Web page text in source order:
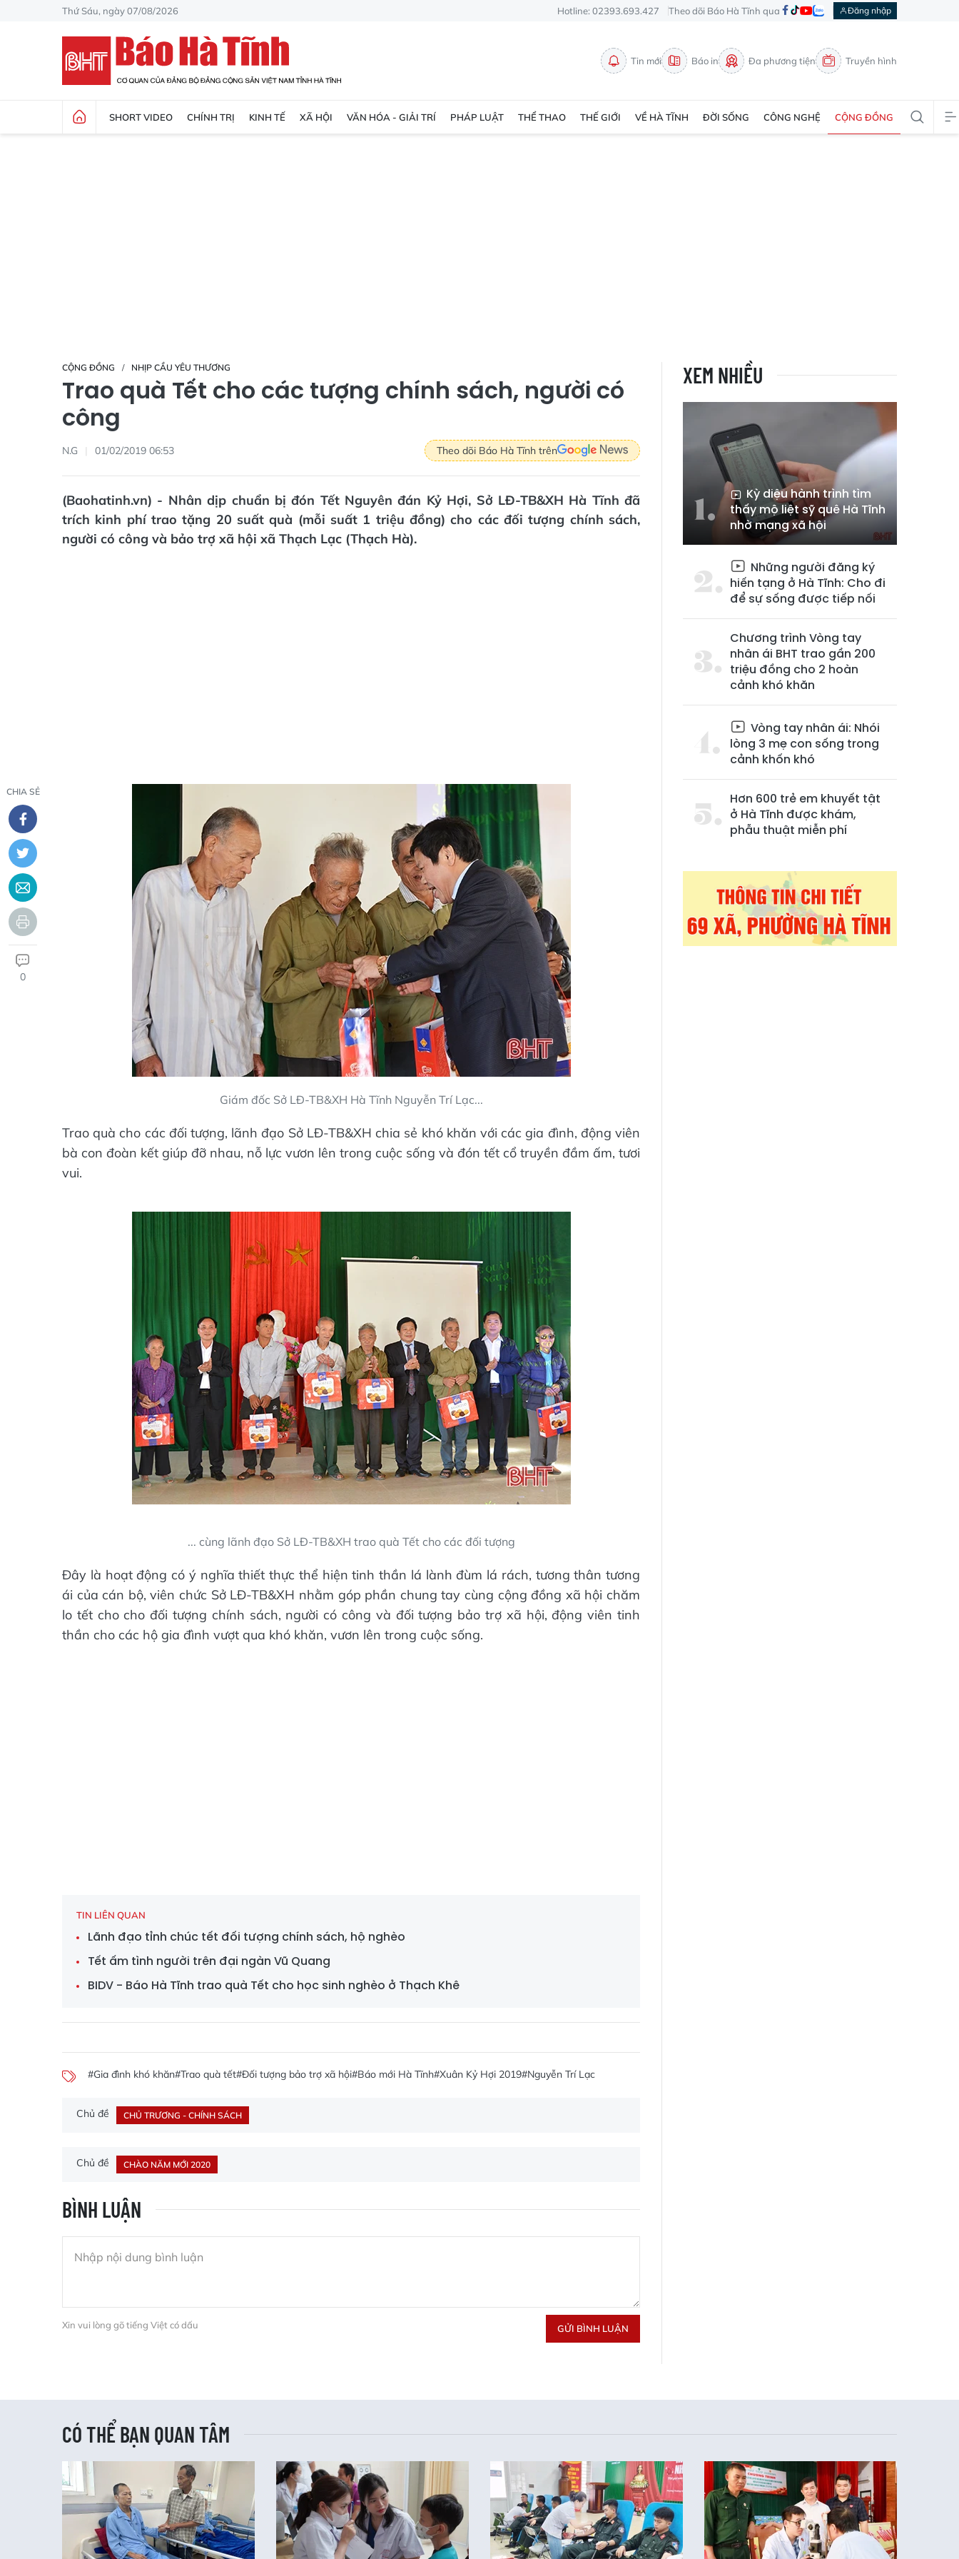
Thứ Sáu, ngày 07/08/2026 Hotline: 02393.693.427 Theo dõi Báo Hà Tĩnh qua Đăng nhập
Tin mới Báo in Đa phương tiện Truyền hình
SHORT VIDEO CHÍNH TRỊ KINH TẾ XÃ HỘI VĂN HÓA - GIẢI TRÍ PHÁP LUẬT THỂ THAO THẾ GIỚI VỀ HÀ TĨNH ĐỜI SỐNG CÔNG NGHỆ CỘNG ĐỒNG
CỘNG ĐỒNG NHỊP CẦU YÊU THƯƠNG
Trao quà Tết cho các tượng chính sách, người có
công
N.G 01/02/2019 06:53 Theo dõi Báo Hà Tĩnh trên
(Baohatinh.vn) - Nhân dịp chuẩn bị đón Tết Nguyên đán Kỷ Hợi, Sở LĐ-TB&XH Hà Tĩnh đã
trích kinh phí trao tặng 20 suất quà (mỗi suất 1 triệu đồng) cho các đối tượng chính sách,
người có công và bảo trợ xã hội xã Thạch Lạc (Thạch Hà).
CHIA SẺ
0
Giám đốc Sở LĐ-TB&XH Hà Tĩnh Nguyễn Trí Lạc...
Trao quà cho các đối tượng, lãnh đạo Sở LĐ-TB&XH chia sẻ khó khăn với các gia đình, động viên
bà con đoàn kết giúp đỡ nhau, nỗ lực vươn lên trong cuộc sống và đón tết cổ truyền đầm ấm, tươi
vui.
... cùng lãnh đạo Sở LĐ-TB&XH trao quà Tết cho các đối tượng
Đây là hoạt động có ý nghĩa thiết thực thể hiện tinh thần lá lành đùm lá rách, tương thân tương
ái của cán bộ, viên chức Sở LĐ-TB&XH nhằm góp phần chung tay cùng cộng đồng xã hội chăm
lo tết cho cho đối tượng chính sách, người có công và đối tượng bảo trợ xã hội, động viên tinh
thần cho các hộ gia đình vượt qua khó khăn, vươn lên trong cuộc sống.
TIN LIÊN QUAN
Lãnh đạo tỉnh chúc tết đối tượng chính sách, hộ nghèo
Tết ấm tình người trên đại ngàn Vũ Quang
BIDV - Báo Hà Tĩnh trao quà Tết cho học sinh nghèo ở Thạch Khê
#Gia đình khó khăn#Trao quà tết#Đối tượng bảo trợ xã hội#Báo mới Hà Tĩnh#Xuân Kỷ Hợi 2019#Nguyễn Trí Lạc
Chủ đề CHỦ TRƯƠNG - CHÍNH SÁCH
Chủ đề CHÀO NĂM MỚI 2020
BÌNH LUẬN
Xin vui lòng gõ tiếng Việt có dấu GỬI BÌNH LUẬN
XEM NHIỀU
Kỳ diệu hành trình tìm
thấy mộ liệt sỹ quê Hà Tĩnh
nhờ mạng xã hội
Những người đăng ký
hiến tạng ở Hà Tĩnh: Cho đi
để sự sống được tiếp nối
Chương trình Vòng tay
nhân ái BHT trao gần 200
triệu đồng cho 2 hoàn
cảnh khó khăn
Vòng tay nhân ái: Nhói
lòng 3 mẹ con sống trong
cảnh khốn khó
Hơn 600 trẻ em khuyết tật
ở Hà Tĩnh được khám,
phẫu thuật miễn phí
CÓ THỂ BẠN QUAN TÂM